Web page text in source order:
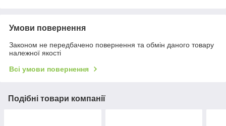
Умови повернення
Законом не передбачено повернення та обмін даного товару
належної якості
Всі умови повернення
Подібні товари компанії